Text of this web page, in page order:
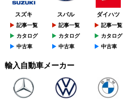
スズキ
記事一覧
カタログ
中古車
スバル
記事一覧
カタログ
中古車
ダイハツ
記事一覧
カタログ
中古車
輸入自動車メーカー